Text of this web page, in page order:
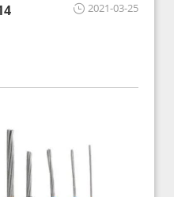
2021-03-25